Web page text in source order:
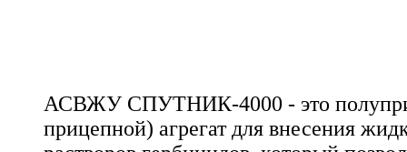
АСВЖУ СПУТНИК-4000 - это
прицепной) агрегат для внесения